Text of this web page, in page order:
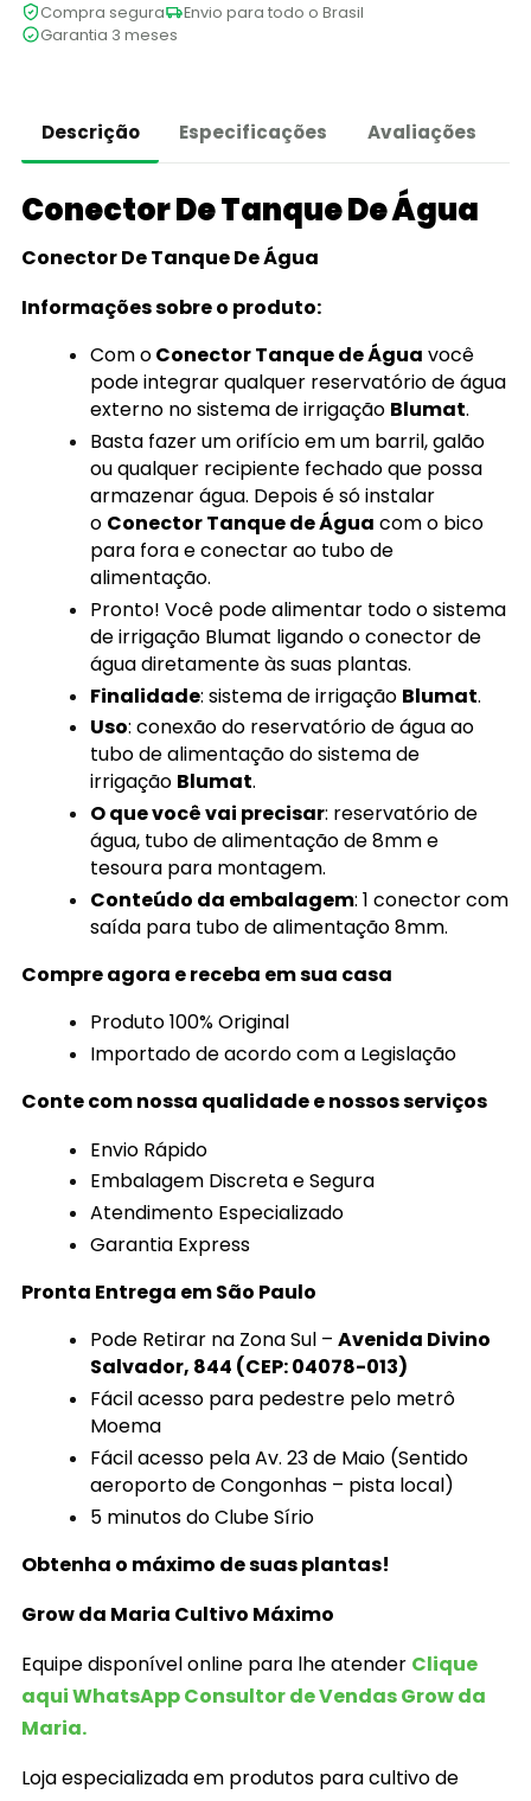
Compra segura
Envio para todo o Brasil
Garantia 3 meses
Descrição Especificações Avaliações
Conector De Tanque De Água
Conector De Tanque De Água
Informações sobre o produto:
Com oConector Tanque de Água você
pode integrar qualquer reservatório de água
externo no sistema de irrigação Blumat.
Basta fazer um orifício em um barril, galão
ou qualquer recipiente fechado que possa
armazenar água. Depois é só instalar
o Conector Tanque de Água com o bico
para fora e conectar ao tubo de
alimentação.
Pronto! Você pode alimentar todo o sistema
de irrigação Blumat ligando o conector de
água diretamente às suas plantas.
Finalidade: sistema de irrigação Blumat.
Uso: conexão do reservatório de água ao
tubo de alimentação do sistema de
irrigação Blumat.
O que você vai precisar: reservatório de
água, tubo de alimentação de 8mm e
tesoura para montagem.
Conteúdo da embalagem: 1 conector com
saída para tubo de alimentação 8mm.
Compre agora e receba em sua casa
Produto 100% Original
Importado de acordo com a Legislação
Conte com nossa qualidade e nossos serviços
Envio Rápido
Embalagem Discreta e Segura
Atendimento Especializado
Garantia Express
Pronta Entrega em São Paulo
Pode Retirar na Zona Sul –Avenida Divino
Salvador, 844 (CEP: 04078-013)
Fácil acesso para pedestre pelo metrô
Moema
Fácil acesso pela Av. 23 de Maio (Sentido
aeroporto de Congonhas – pista local)
5 minutos do Clube Sírio
Obtenha o máximo de suas plantas!
Grow da Maria Cultivo Máximo
Equipe disponível online para lhe atender Clique
aqui WhatsApp Consultor de Vendas Grow da
Maria.
Loja especializada em produtos para cultivo de